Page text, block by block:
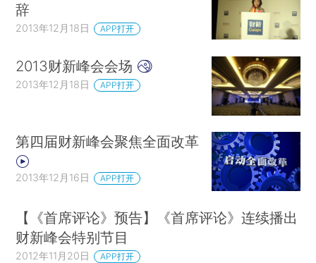
辞
2013年12月18日 APP打开
2013财新峰会会场
2013年12月18日 APP打开
第四届财新峰会聚焦全面改革
2013年12月16日 APP打开
【《首席评论》预告】《首席评论》连续播出
财新峰会特别节目
2012年11月20日 APP打开